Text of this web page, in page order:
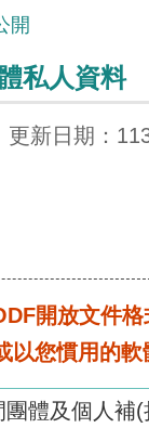
開
私人資料
更新日期：
開放文件
慣用的軟
體及個人補